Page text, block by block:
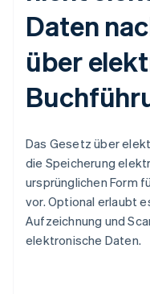
Daten
über
Das Gesetz über
die Speicherung
ursprünglichen Form
vor. Optional erlaubt
Aufzeichnung und
elektronische Daten.